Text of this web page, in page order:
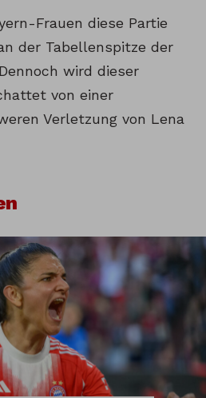
Frauen diese Partie
der Tabellenspitze der
wird dieser
von einer
Verletzung von Lena